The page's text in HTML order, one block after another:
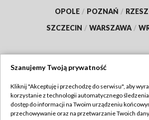
OPOLE / POZNAŃ /
SZCZECIN / WARSZAWA /
TVP
Abonament TVP
Regulamin TVP
Szanujemy Twoją prywatność
Kliknij "Akceptuję i przechodzę do serwisu", aby
korzystanie z technologii automatycznego
dostęp do informacji na Twoim urządzeniu
przechowywanie oraz na przetwarzanie Twoich